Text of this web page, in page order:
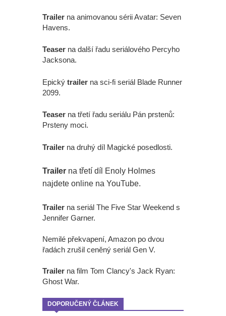
Trailer na animovanou sérii Avatar: Seven
Havens.
Teaser na další řadu seriálového Percyho
Jacksona.
Epický trailer na sci-fi seriál Blade Runner
2099.
Teaser na třetí řadu seriálu Pán prstenů:
Prsteny moci.
Trailer na druhý díl Magické posedlosti.
Trailer na třetí díl Enoly Holmes
najdete online na YouTube.
Trailer na seriál The Five Star Weekend s
Jennifer Garner.
Nemilé překvapení, Amazon po dvou
řadách zrušil ceněný seriál Gen V.
Trailer na film Tom Clancy's Jack Ryan:
Ghost War.
DOPORUČENÝ ČLÁNEK